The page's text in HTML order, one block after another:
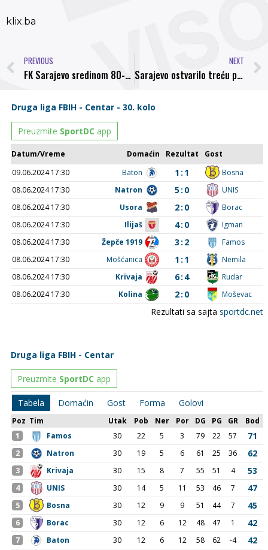
klix.ba
PREVIOUS
FK Sarajevo sredinom 80-tih: Tehnika, moć i motiv vodili Antićeve izabranike do druge titule
NEXT
Sarajevo ostvarilo treću pobjedu: Benko nastavio da ”rešeta”